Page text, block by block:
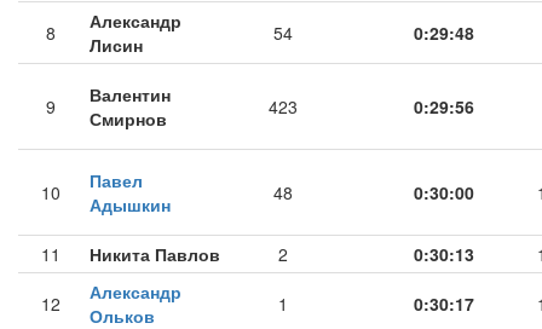
8
Александр
Лисин
54 0:29:48
9
Валентин
Смирнов
423 0:29:56
10
Павел
Адышкин
48 0:30:00
11 Никита Павлов 2 0:30:13
12
Александр
Ольков
1 0:30:17